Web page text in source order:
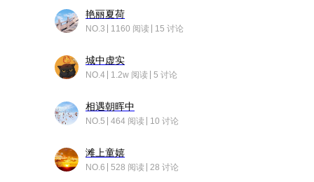
艳丽夏荷
NO.3 1160 阅读 15 讨论
城中虚实
NO.4 1.2w 阅读 5 讨论
相遇朝晖中
NO.5 464 阅读 10 讨论
滩上童嬉
NO.6 528 阅读 28 讨论